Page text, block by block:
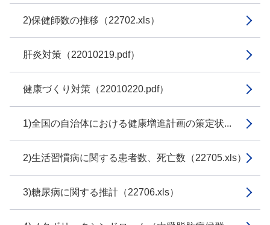
2)保健師数の推移（22702.xls）
肝炎対策（22010219.pdf）
健康づくり対策（22010220.pdf）
1)全国の自治体における健康増進計画の策定状...
2)生活習慣病に関する患者数、死亡数（22705.xls）
3)糖尿病に関する推計（22706.xls）